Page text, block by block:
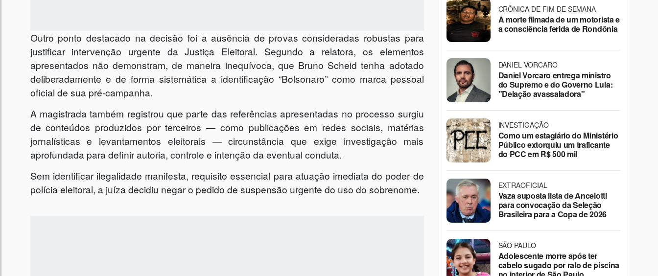
Outro ponto destacado na decisão foi a ausência de provas consideradas robustas para
justificar intervenção urgente da Justiça Eleitoral. Segundo a relatora, os elementos
apresentados não demonstram, de maneira inequívoca, que Bruno Scheid tenha adotado
deliberadamente e de forma sistemática a identificação “Bolsonaro” como marca pessoal
oficial de sua pré-campanha.
A magistrada também registrou que parte das referências apresentadas no processo surgiu
de conteúdos produzidos por terceiros — como publicações em redes sociais, matérias
jornalísticas e levantamentos eleitorais — circunstância que exige investigação mais
aprofundada para definir autoria, controle e intenção da eventual conduta.
Sem identificar ilegalidade manifesta, requisito essencial para atuação imediata do poder de
polícia eleitoral, a juíza decidiu negar o pedido de suspensão urgente do uso do sobrenome.
CRÔNICA DE FIM DE SEMANA
A morte filmada de um motorista e
a consciência ferida de Rondônia
DANIEL VORCARO
Daniel Vorcaro entrega ministro
do Supremo e do Governo Lula:
"Delação avassaladora"
INVESTIGAÇÃO
Como um estagiário do Ministério
Público extorquiu um traficante
do PCC em R$ 500 mil
EXTRAOFICIAL
Vaza suposta lista de Ancelotti
para convocação da Seleção
Brasileira para a Copa de 2026
SÃO PAULO
Adolescente morre após ter
cabelo sugado por ralo de piscina